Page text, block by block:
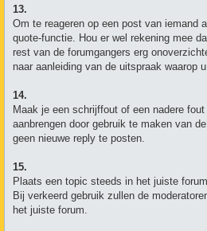
13.
Om te reageren op een post van iemand
quote-functie. Hou er wel rekening mee
rest van de forumgangers erg
naar aanleiding van de uitspraak waarop
14.
Maak je een schrijffout of een nadere
aanbrengen door gebruik te maken van
geen nieuwe reply te posten.
15.
Plaats een topic steeds in het juiste
Bij verkeerd gebruik zullen de
het juiste forum.